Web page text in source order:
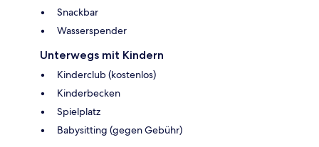
Snackbar
Wasserspender
Unterwegs mit Kindern
Kinderclub (kostenlos)
Kinderbecken
Spielplatz
Babysitting (gegen Gebühr)